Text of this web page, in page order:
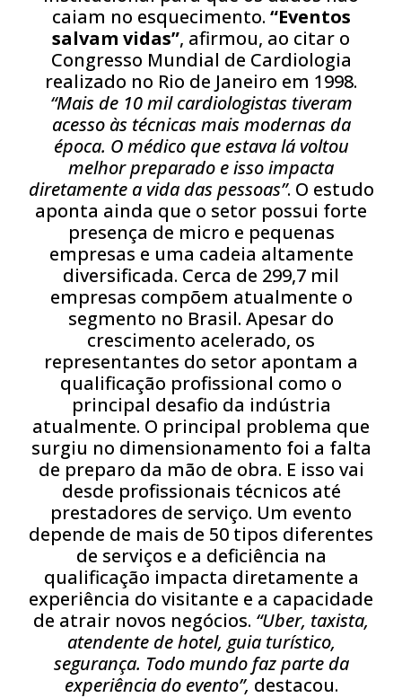
caiam no esquecimento. “Eventos
salvam vidas”, afirmou, ao citar o
Congresso Mundial de Cardiologia
realizado no Rio de Janeiro em 1998.
“Mais de 10 mil cardiologistas tiveram
acesso às técnicas mais modernas da
época. O médico que estava lá voltou
melhor preparado e isso impacta
diretamente a vida das pessoas”. O estudo
aponta ainda que o setor possui forte
presença de micro e pequenas
empresas e uma cadeia altamente
diversificada. Cerca de 299,7 mil
empresas compõem atualmente o
segmento no Brasil. Apesar do
crescimento acelerado, os
representantes do setor apontam a
qualificação profissional como o
principal desafio da indústria
atualmente. O principal problema que
surgiu no dimensionamento foi a falta
de preparo da mão de obra. E isso vai
desde profissionais técnicos até
prestadores de serviço. Um evento
depende de mais de 50 tipos diferentes
de serviços e a deficiência na
qualificação impacta diretamente a
experiência do visitante e a capacidade
de atrair novos negócios. “Uber, taxista,
atendente de hotel, guia turístico,
segurança. Todo mundo faz parte da
experiência do evento”, destacou.